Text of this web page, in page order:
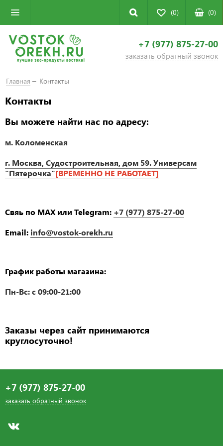
(0) (0)
+7 (977) 875-27-00
заказать обратный звонок
Главная Контакты
Контакты
Вы можете найти нас по адресу:
м. Коломенская
г. Москва, Судостроительная, дом 59. Универсам
"Пятерочка"[ВРЕМЕННО НЕ РАБОТАЕТ]
Свяь по MAX или Telegram: +7 (977) 875-27-00
Email: info@vostok-orekh.ru
График работы магазина:
Пн-Вс: c 09:00-21:00
Заказы через сайт принимаются
круглосуточно!
+7 (977) 875-27-00
заказать обратный звонок